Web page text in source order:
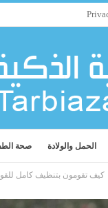
الحمل والولادة صحة
كيف تقومون بتنظيف كامل